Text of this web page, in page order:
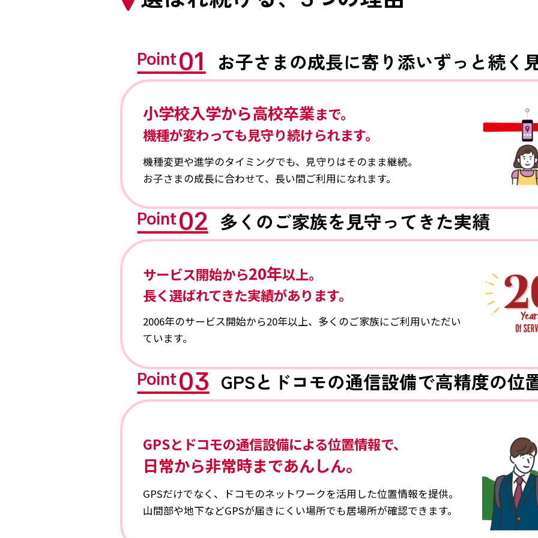
Point01 お子さまの成長に寄り添いずっと続く
小学校入学から高校卒業まで。
機種が変わっても見守り続けられます。
機種変更や進学のタイミングでも、見守りはそのまま継続。
お子さまの成長に合わせて、長い間ご利用になれます。
Point02 多くのご家族を見守ってきた実績
サービス開始から20年以上。
長く選ばれてきた実績があります。
2006年のサービス開始から20年以上、多くのご家族にご利用いただい
ています。
Point03 GPSとドコモの通信設備で高精度の位
GPSとドコモの通信設備による位置情報で、
日常から非常時まであんしん。
GPSだけでなく、ドコモのネットワークを活用した位置情報を提供。
山間部や地下などGPSが届きにくい場所でも居場所が確認できます。